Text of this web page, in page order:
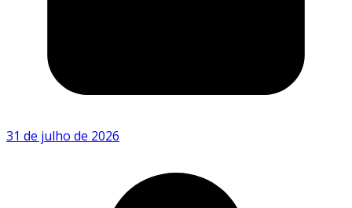
31 de julho de 2026